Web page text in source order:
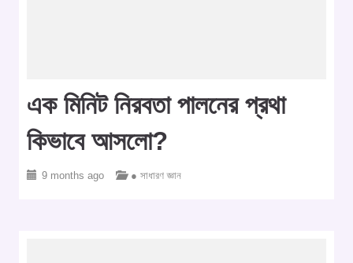
এক মিনিট নিরবতা পালনের প্রথা
কিভাবে আসলো?
9 months ago ● সাধারণ জ্ঞান